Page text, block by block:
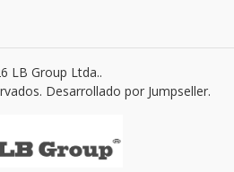
LB Group Ltda..
Desarrollado por Jumpseller.